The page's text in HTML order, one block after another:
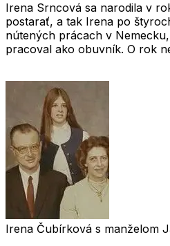
Irena Srncová sa narodila v
postarať, a tak Irena po
nútených prácach v
pracoval ako obuvník. O rok
Irena Čubírková s manželom